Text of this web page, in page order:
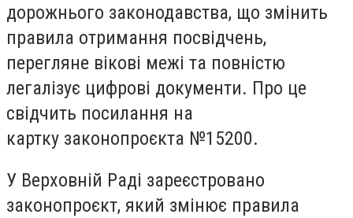
дорожнього законодавства, що змінить
правила отримання посвідчень,
перегляне вікові межі та повністю
легалізує цифрові документи. Про це
свідчить посилання на
картку законопроєкта №15200.
У Верховній Раді зареєстровано
законопроєкт, який змінює правила